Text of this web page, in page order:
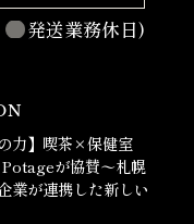
発送業務休日)
力】喫茶×保健室
が協賛〜札幌
業が連携した新しい